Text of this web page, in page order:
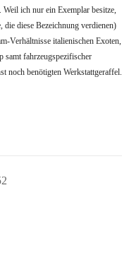
ich nur ein Exemplar besitze,
diese Bezeichnung verdienen)
Verhältnisse italienischen Exoten,
samt fahrzeugspezifischer
noch benötigten Werkstattgeraffel.